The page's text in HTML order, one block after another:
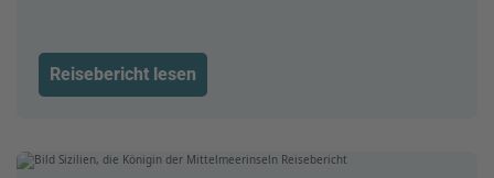
Reisebericht lesen